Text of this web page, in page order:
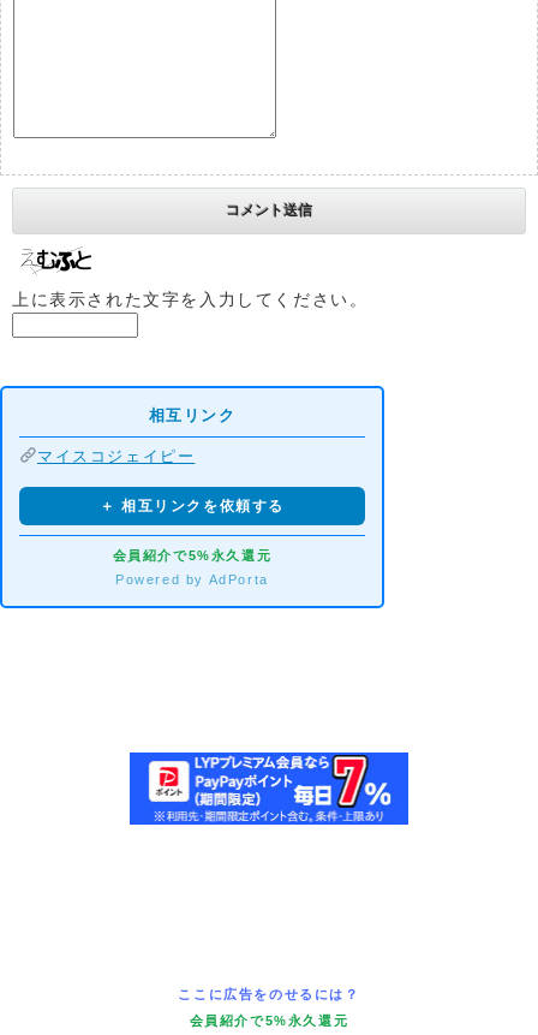
上に表示された文字を入力してください。
相互リンク
マイスコジェイピー
＋ 相互リンクを依頼する
会員紹介で5%永久還元
Powered by AdPorta
ここに広告をのせるには？
会員紹介で5%永久還元